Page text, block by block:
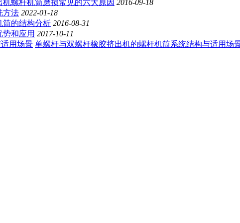
机螺杆机筒磨损常见的六大原因 2016-09-18
方法 2022-01-18
筒的结构分析 2016-08-31
势和应用 2017-10-11
单螺杆与双螺杆橡胶挤出机的螺杆机筒系统结构与适用场